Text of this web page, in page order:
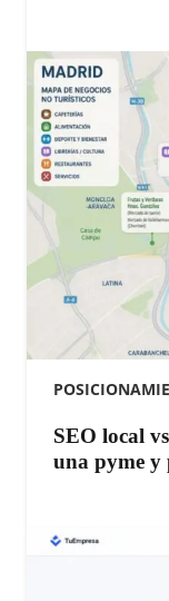
SEO local
una pyme y